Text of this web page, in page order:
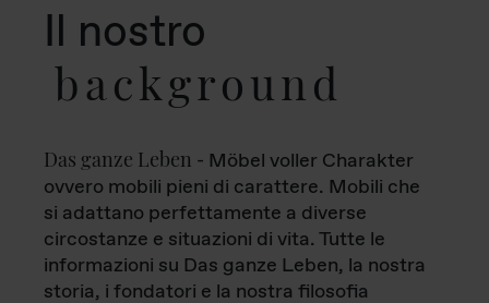
Il nostro
background
Das ganze Leben - Möbel voller Charakter
ovvero mobili pieni di carattere. Mobili che
si adattano perfettamente a diverse
circostanze e situazioni di vita. Tutte le
informazioni su Das ganze Leben, la nostra
storia, i fondatori e la nostra filosofia